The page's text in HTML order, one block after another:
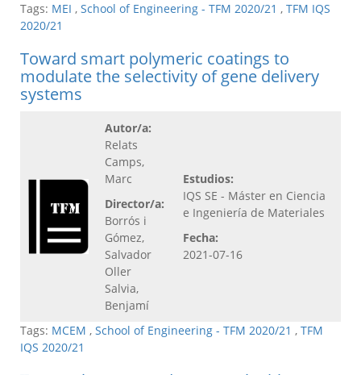
Tags: MEI , School of Engineering - TFM 2020/21 , TFM IQS
2020/21
Toward smart polymeric coatings to
modulate the selectivity of gene delivery
systems
Autor/a:
Relats
Camps,
Marc
Director/a:
Borrós i
Gómez,
Salvador
Oller
Salvia,
Benjamí
Estudios:
IQS SE - Máster en Ciencia
e Ingeniería de Materiales
Fecha:
2021-07-16
Tags: MCEM , School of Engineering - TFM 2020/21 , TFM
IQS 2020/21